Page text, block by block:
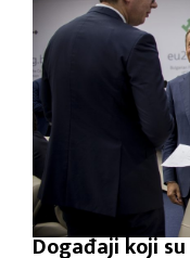
Događaji koji